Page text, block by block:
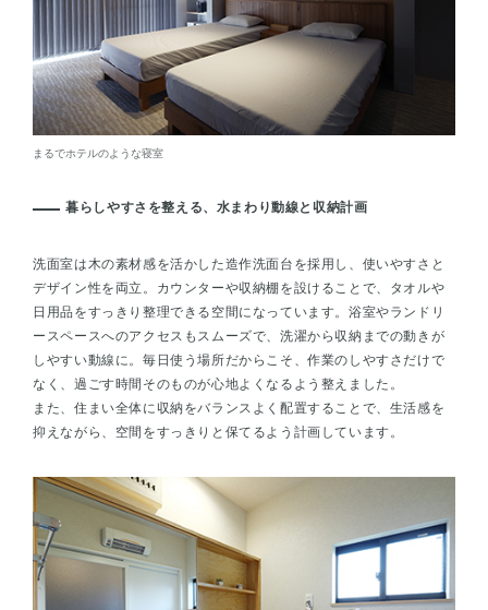
まるでホテルのような寝室
暮らしやすさを整える、水まわり動線と収納計画
洗面室は木の素材感を活かした造作洗面台を採用し、使いやすさと
デザイン性を両立。カウンターや収納棚を設けることで、タオルや
日用品をすっきり整理できる空間になっています。浴室やランドリ
ースペースへのアクセスもスムーズで、洗濯から収納までの動きが
しやすい動線に。毎日使う場所だからこそ、作業のしやすさだけで
なく、過ごす時間そのものが心地よくなるよう整えました。
また、住まい全体に収納をバランスよく配置することで、生活感を
抑えながら、空間をすっきりと保てるよう計画しています。